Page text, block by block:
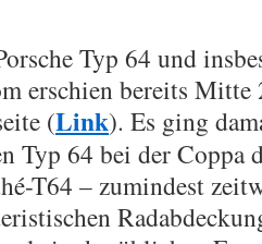
Typ 64 und
erschien bereits Mitte
(Link). Es ging
Typ 64 bei der
T64 – zumindest